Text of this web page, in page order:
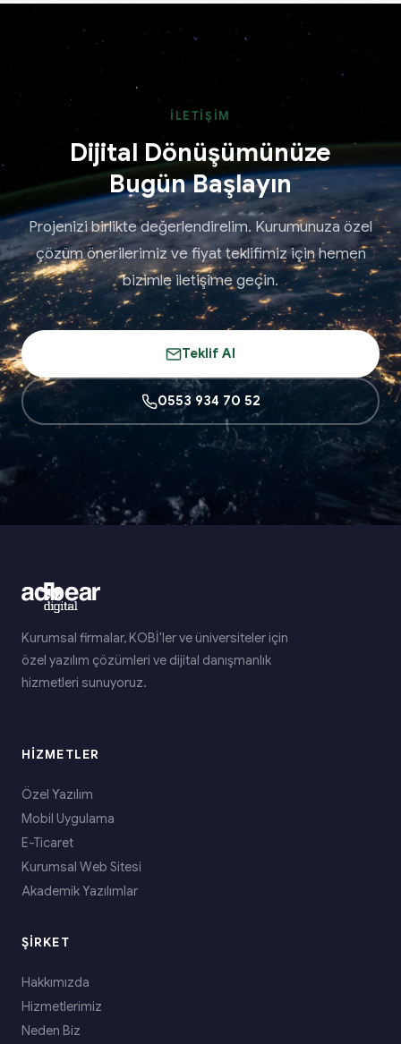
İLETIŞIM
Dijital Dönüşümünüze
Bugün Başlayın
Projenizi birlikte değerlendirelim. Kurumunuza özel
çözüm önerilerimiz ve fiyat teklifimiz için hemen
bizimle iletişime geçin.
Teklif Al
0553 934 70 52
Kurumsal firmalar, KOBİ'ler ve üniversiteler için
özel yazılım çözümleri ve dijital danışmanlık
hizmetleri sunuyoruz.
HIZMETLER
Özel Yazılım
Mobil Uygulama
E-Ticaret
Kurumsal Web Sitesi
Akademik Yazılımlar
ŞIRKET
Hakkımızda
Hizmetlerimiz
Neden Biz